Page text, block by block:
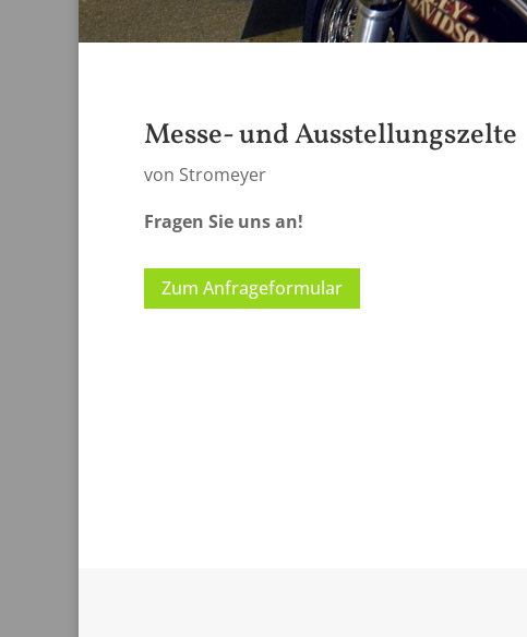
Messe- und Ausstellungszelte
von Stromeyer
Fragen Sie uns an!
Zum Anfrageformular